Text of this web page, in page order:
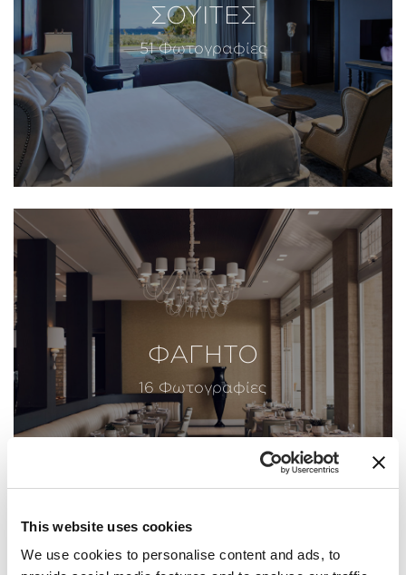
This website uses cookies
We use cookies to personalise content and ads, to
ΣΟΥΙΤΕΣ
51 Φωτογραφίες
ΦΑΓΗΤΟ
16 Φωτογραφίες